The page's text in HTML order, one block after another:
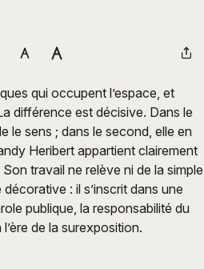
qui occupent l’espace, et
différence est décisive. Dans le
le sens ; dans le second, elle en
Heribert appartient clairement
travail ne relève ni de la simple
: il s’inscrit dans une
publique, la responsabilité du
de la surexposition.